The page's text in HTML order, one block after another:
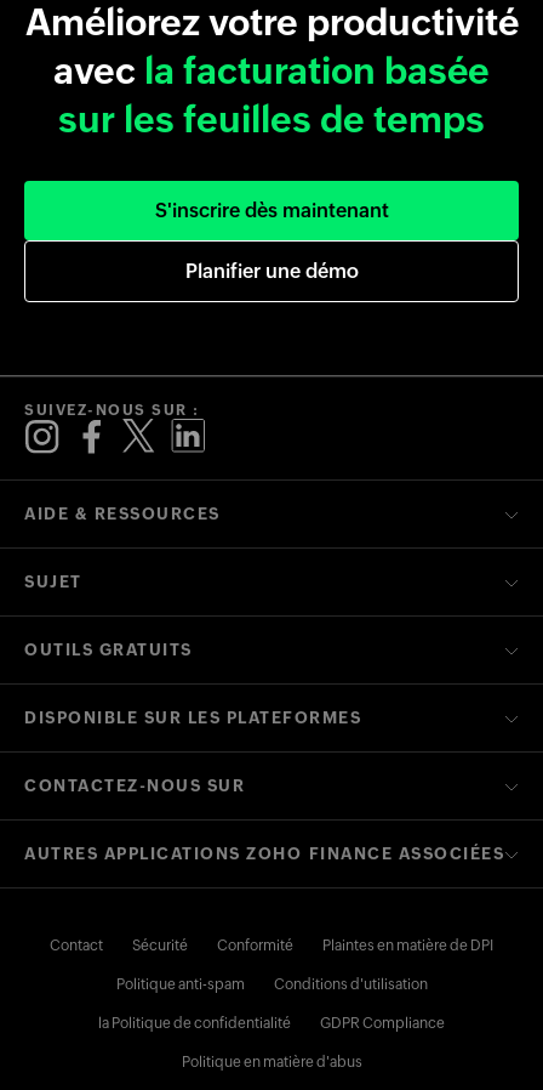
Améliorez votre productivité
avec la facturation basée
sur les feuilles de temps
S'inscrire dès maintenant
Planifier une démo
AIDE & RESSOURCES
SUJET
OUTILS GRATUITS
DISPONIBLE SUR LES PLATEFORMES
CONTACTEZ-NOUS SUR
SUIVEZ-NOUS SUR :
AUTRES APPLICATIONS ZOHO FINANCE ASSOCIÉES
Contact Sécurité Conformité Plaintes en matière de DPI
Politique anti-spam Conditions d'utilisation
la Politique de confidentialité GDPR Compliance
Politique en matière d'abus